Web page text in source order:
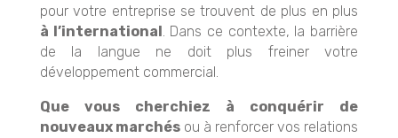
pour votre entreprise se trouvent de plus en plus
à l’international . Dans ce contexte, la barrière
de la langue ne doit plus freiner votre
développement commercial.
Que vous cherchiez à conquérir de
nouveaux marchésou à renforcer vos relations